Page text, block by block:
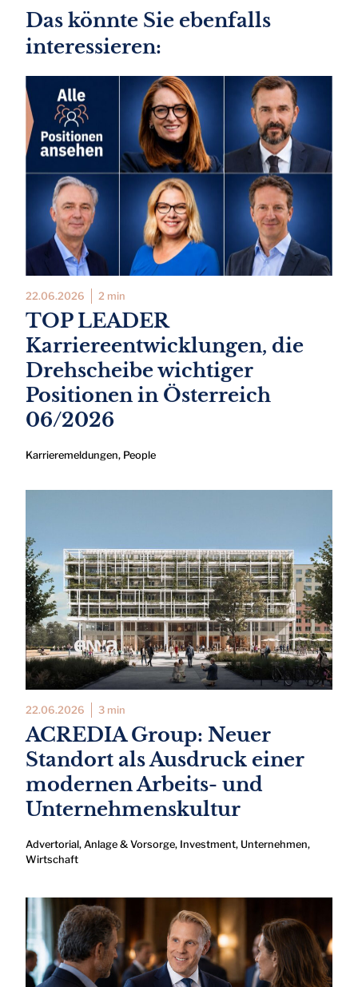
Das könnte Sie ebenfalls
interessieren:
22.06.2026 2 min
TOP LEADER
Karriereentwicklungen, die
Drehscheibe wichtiger
Positionen in Österreich
06/2026
Karrieremeldungen, People
22.06.2026 3 min
ACREDIA Group: Neuer
Standort als Ausdruck einer
modernen Arbeits- und
Unternehmenskultur
Advertorial, Anlage & Vorsorge, Investment, Unternehmen,
Wirtschaft